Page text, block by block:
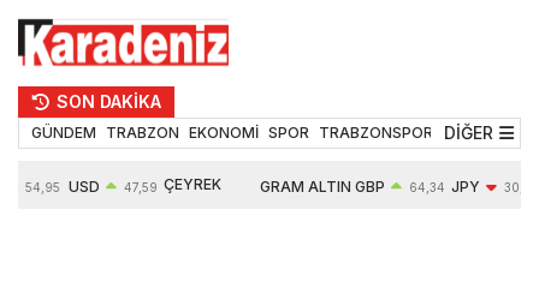
SON DAKİKA
GÜNDEM TRABZON EKONOMİ SPOR TRABZONSPOR TEKNOLOJİ
DİĞER
54,95 USD 47,59 ÇEYREK GRAM ALTIN GBP 64,34 JPY 30,18